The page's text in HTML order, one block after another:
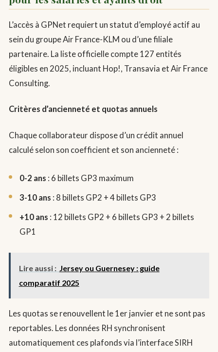
L’accès à GPNet requiert un statut d’employé actif au
sein du groupe Air France-KLM ou d’une filiale
partenaire. La liste officielle compte 127 entités
éligibles en 2025, incluant Hop!, Transavia et Air France
Consulting.
Critères d’ancienneté et quotas annuels
Chaque collaborateur dispose d’un crédit annuel
calculé selon son coefficient et son ancienneté :
0-2 ans : 6 billets GP3 maximum
3-10 ans : 8 billets GP2 + 4 billets GP3
+10 ans : 12 billets GP2 + 6 billets GP3 + 2 billets
GP1
Lire aussi : Jersey ou Guernesey : guide
comparatif 2025
Les quotas se renouvellent le 1er janvier et ne sont pas
reportables. Les données RH synchronisent
automatiquement ces plafonds via l’interface SIRH